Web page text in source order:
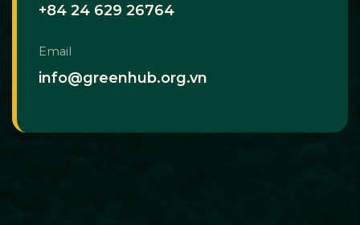
+84 24 629 26764
Email
info@greenhub.org.vn